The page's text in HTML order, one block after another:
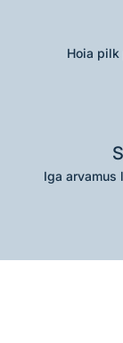
Hoia pilk
Iga arvamus